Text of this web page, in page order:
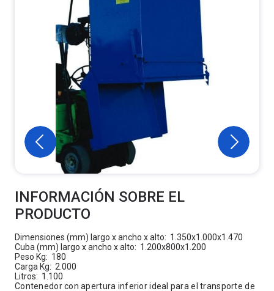
INFORMACIÓN SOBRE EL
PRODUCTO
Dimensiones (mm) largo x ancho x alto: 1.350x1.000x1.470
Cuba (mm) largo x ancho x alto: 1.200x800x1.200
Peso Kg: 180
Carga Kg: 2.000
Litros: 1.100
Contenedor con apertura inferior ideal para el transporte de